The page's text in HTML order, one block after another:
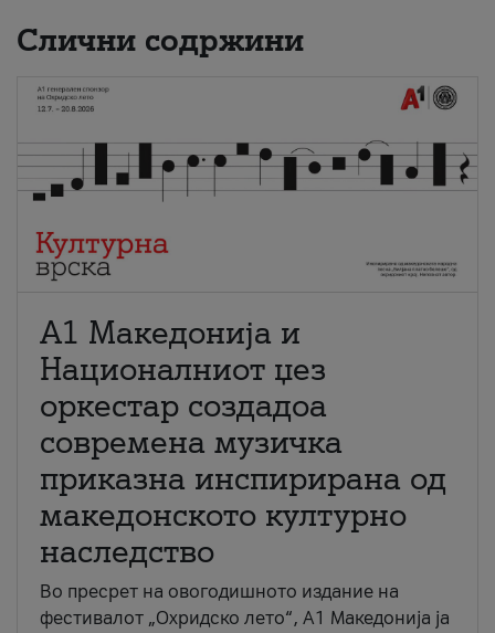
Слични содржини
А1 Македонија и
Националниот џез
оркестар создадоа
современа музичка
приказна инспирирана од
македонското културно
наследство
Во пресрет на овогодишното издание на
фестивалот „Охридско лето“, А1 Македонија ја